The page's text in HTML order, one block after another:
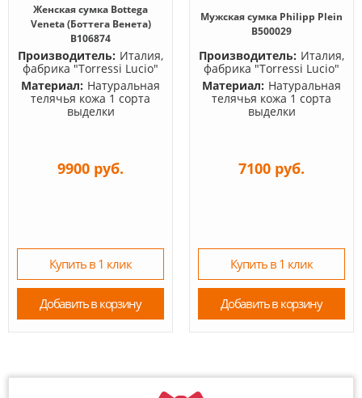
Женская сумка Bottega
Veneta (Боттега Венета)
B106874
Производитель: Италия,
фабрика "Torressi Lucio"
Материал: Натуральная
телячья кожа 1 сорта
выделки
9900 руб.
Купить в 1 клик
Добавить в корзину
Мужская сумка Philipp Plein
B500029
Производитель: Италия,
фабрика "Torressi Lucio"
Материал: Натуральная
телячья кожа 1 сорта
выделки
7100 руб.
Купить в 1 клик
Добавить в корзину